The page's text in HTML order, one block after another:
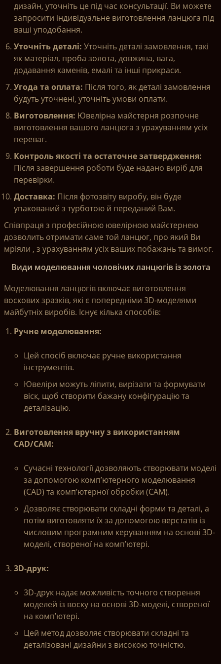
дизайн, уточніть це під час консультації. Ви можете
запросити індивідуальне виготовлення ланцюга під
ваші уподобання.
Уточніть деталі: Уточніть деталі замовлення, такі
як матеріал, проба золота, довжина, вага,
додавання каменів, емалі та інші прикраси.
Угода та оплата: Після того, як деталі замовлення
будуть уточнені, уточніть умови оплати.
Виготовлення: Ювелірна майстерня розпочне
виготовлення вашого ланцюга з урахуванням усіх
переваг.
Контроль якості та остаточне затвердження:
Після завершення роботи буде надано виріб для
перевірки.
Доставка: Після фотозвіту виробу, він буде
упакований з турботою й переданий Вам.
Співпраця з професійною ювелірною майстернею
дозволить отримати саме той ланцюг, про який Ви
мріяли , з урахуванням усіх ваших побажань та вимог.
Види моделювання чоловічих ланцюгів із золота
Моделювання ланцюгів включає виготовлення
воскових зразків, які є попередніми 3D-моделями
майбутніх виробів. Існує кілька способів:
Ручне моделювання:
Цей спосіб включає ручне використання
інструментів.
Ювеліри можуть ліпити, вирізати та формувати
віск, щоб створити бажану конфігурацію та
деталізацію.
Виготовлення вручну з використанням
CAD/CAM:
Сучасні технології дозволяють створювати моделі
за допомогою комп’ютерного моделювання
(CAD) та комп’ютерної обробки (CAM).
Дозволяє створювати складні форми та деталі, а
потім виготовляти їх за допомогою верстатів із
числовим програмним керуванням на основі 3D-
моделі, створеної на комп’ютері.
3D-друк:
3D-друк надає можливість точного створення
моделей із воску на основі 3D-моделі, створеної
на комп’ютері.
Цей метод дозволяє створювати складні та
деталізовані дизайни з високою точністю.